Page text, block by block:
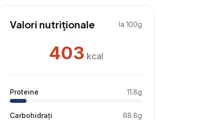
Valori nutriționale la 100g
403 kcal
Proteine 11.8g
Carbohidrați 68.8g